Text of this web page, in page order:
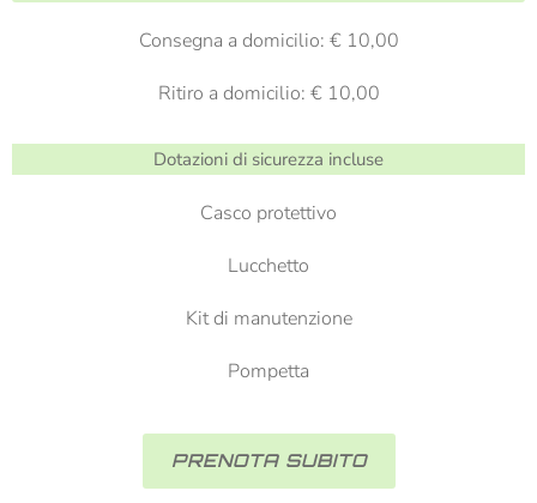
Consegna a domicilio: € 10,00
Ritiro a domicilio: € 10,00
Dotazioni di sicurezza incluse
Casco protettivo
Lucchetto
Kit di manutenzione
Pompetta
PRENOTA SUBITO